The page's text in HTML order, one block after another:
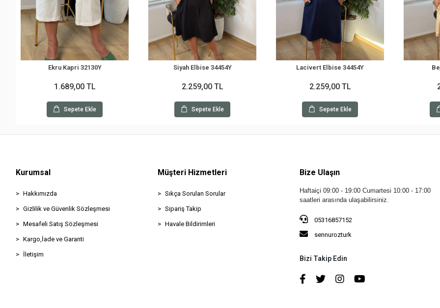
Ekru Kapri 32130Y
1.689,00 TL
Sepete Ekle
Siyah Elbise 34454Y
2.259,00 TL
Sepete Ekle
Lacivert Elbise 34454Y
2.259,00 TL
Sepete Ekle
Kurumsal
Hakkımızda
Gizlilik ve Güvenlik Sözleşmesi
Mesafeli Satış Sözleşmesi
Kargo,İade ve Garanti
İletişim
Müşteri Hizmetleri
Sıkça Sorulan Sorular
Sipariş Takip
Havale Bildirimleri
Bize Ulaşın
Haftaiçi 09:00 - 19:00 Cumartesi 10:00 - 17:00
saatleri arasında ulaşabilirsiniz.
05316857152
sennurozturk
Bizi Takip Edin